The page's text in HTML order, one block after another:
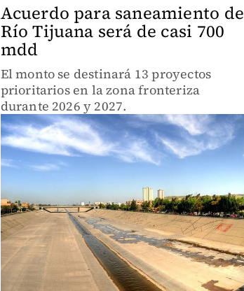
Acuerdo para saneamiento de
Río Tijuana será de casi 700
mdd
El monto se destinará 13 proyectos
prioritarios en la zona fronteriza
durante 2026 y 2027.